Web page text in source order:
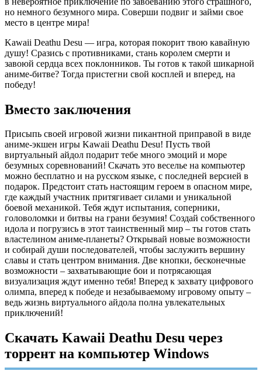
но немного безумного мира. Соверши подвиг и займи свое
место в центре мира!
Kawaii Deathu Desu — игра, которая покорит твою кавайную
душу! Сразись с противниками, стань королем смерти и
завоюй сердца всех поклонников. Ты готов к такой шикарной
аниме-битве? Тогда пристегни свой косплей и вперед, на
победу!
Вместо заключения
Присыпь своей игровой жизни пикантной приправой в виде
аниме-экшен игры Kawaii Deathu Desu! Пусть твой
виртуальный айдол подарит тебе много эмоций и море
безумных соревнований! Скачать это веселье на компьютер
можно бесплатно и на русском языке, с последней версией в
подарок. Предстоит стать настоящим героем в опасном мире,
где каждый участник притягивает силами и уникальной
боевой механикой. Тебя ждут испытания, соперники,
головоломки и битвы на грани безумия! Создай собственного
идола и погрузись в этот таинственный мир – ты готов стать
властелином аниме-планеты? Открывай новые возможности
и собирай души последователей, чтобы заслужить вершину
славы и стать центром внимания. Две кнопки, бесконечные
возможности – захватывающие бои и потрясающая
визуализация ждут именно тебя! Вперед к захвату цифрового
олимпа, вперед к победе и незабываемому игровому опыту –
ведь жизнь виртуального айдола полна увлекательных
приключений!
Скачать Kawaii Deathu Desu через
торрент на компьютер Windows